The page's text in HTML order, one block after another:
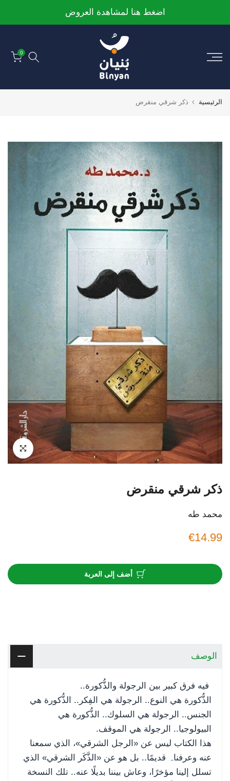
إلى
اضغط هنا لمشاهدة العروض
0
الرئيسية ذكر شرقي منقرض
انقر للتكبير
ذكر شرقي منقرض
محمد طه
€14.99
أضف إلى العربة
الوصف
فيه فرق كبير بين الرجولة والذُّكورة..
الذُّكورة هي النوع.. الرجولة هي الفِكر.. الذُّكورة هي
الجنس.. الرجولة هي السلوك.. الذُّكورة هي
البيولوجيا.. الرجولة هي الموقف.
هذا الكتاب ليس عن «الرجل الشرقي»، الذي سمعنا
عنه وعرفناہ قديمًا.. بل هو عن «الذَّكَر الشرقي» الذي
تسلل إلينا مؤخرًا، وعاش بيننا بديلًا عنه.. تلك النسخة